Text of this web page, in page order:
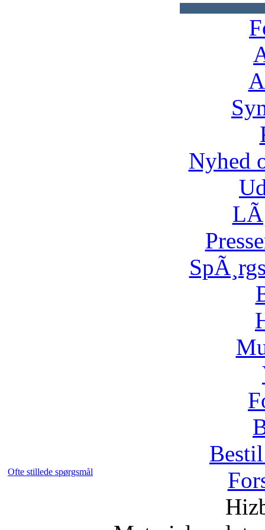
Nyhed
Ofte stillede spørgsmål